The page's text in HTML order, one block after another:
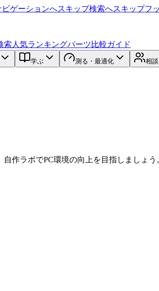
ビゲーションへスキップ検索へスキップフ
索 人気ランキングパーツ比較ガイド
学ぶ 測る・最適化 相
自作ラボでPC環境の向上を目指しましょう